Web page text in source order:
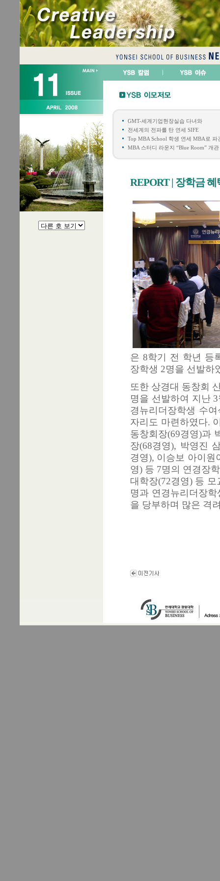
GMT-세계기업현장실습 다녀와
전세계의 전파를 탄 연세 SIFE
Top MBA School 학생 연세 MBA로 파
MBA 스터디 라운지 “Blue Room” 개관
REPORT | 장학금
은 8학기 전 학년 등
장학생 2명을 선발하
또한 상경대 동창회
명을 선발하여 지난
경뉴리더장학생 수
자리도 마련하였다.
동창회장(69경영)과
장(68경영), 박영진
경영), 이승보 아이원
영) 등 7명의 연경장
대학장(72경영) 등
명과 연경뉴리더장
을 당부하며 많은 격